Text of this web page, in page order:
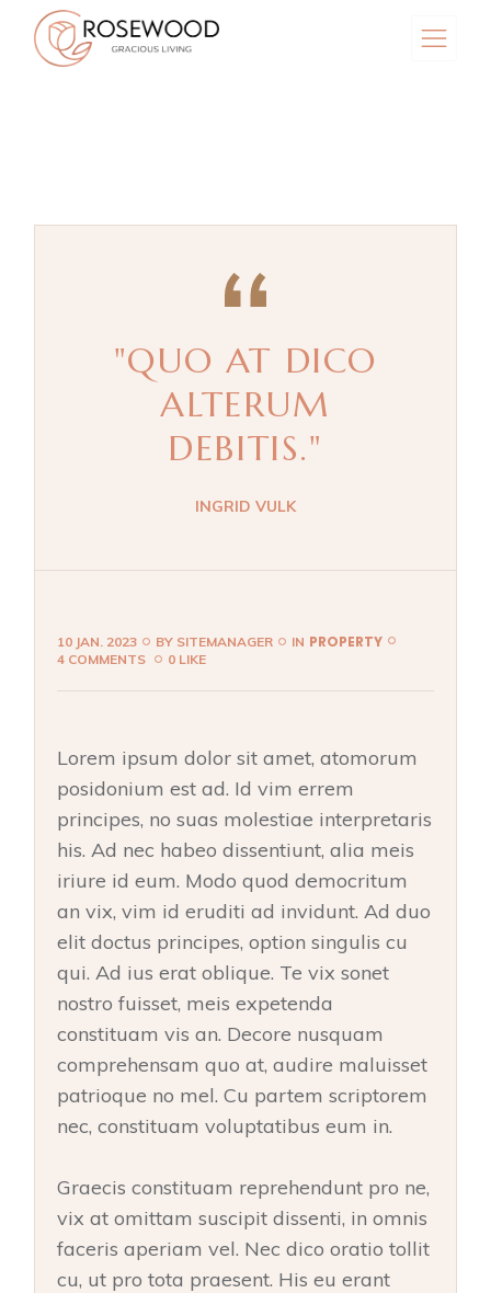
"QUO AT DICO
ALTERUM
DEBITIS."
INGRID VULK
10 JAN. 2023 BY SITEMANAGER IN PROPERTY
4 COMMENTS 0 LIKE
Lorem ipsum dolor sit amet, atomorum
posidonium est ad. Id vim errem
principes, no suas molestiae interpretaris
his. Ad nec habeo dissentiunt, alia meis
iriure id eum. Modo quod democritum
an vix, vim id eruditi ad invidunt. Ad duo
elit doctus principes, option singulis cu
qui. Ad ius erat oblique. Te vix sonet
nostro fuisset, meis expetenda
constituam vis an. Decore nusquam
comprehensam quo at, audire maluisset
patrioque no mel. Cu partem scriptorem
nec, constituam voluptatibus eum in.
Graecis constituam reprehendunt pro ne,
vix at omittam suscipit dissenti, in omnis
faceris aperiam vel. Nec dico oratio tollit
cu, ut pro tota praesent. His eu erant